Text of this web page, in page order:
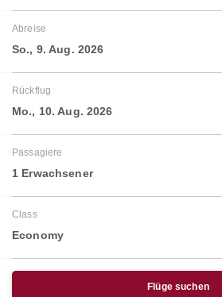
Abreise
So., 9. Aug. 2026
Rückflug
Mo., 10. Aug. 2026
Passagiere
1 Erwachsener
Class
Economy
Flüge suchen